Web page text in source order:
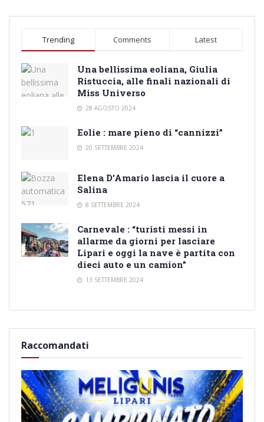
Trending Comments Latest
Una bellissima eoliana, Giulia
Ristuccia, alle finali nazionali di
Miss Universo
28 AGOSTO 2024
Eolie : mare pieno di “cannizzi”
20 SETTEMBRE 2024
Elena D’Amario lascia il cuore a
Salina
8 SETTEMBRE 2024
Carnevale : “turisti messi in
allarme da giorni per lasciare
Lipari e oggi la nave è partita con
dieci auto e un camion”
13 SETTEMBRE 2024
Raccomandati